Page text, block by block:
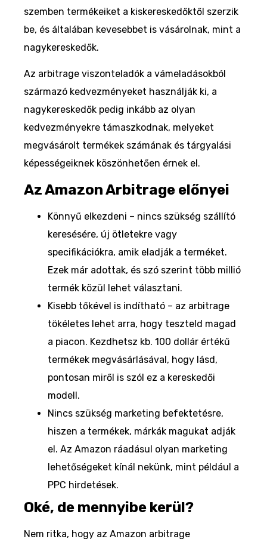
szemben termékeiket a kiskereskedőktől szerzik
be, és általában kevesebbet is vásárolnak, mint a
nagykereskedők.
Az arbitrage viszonteladók a vámeladásokból
származó kedvezményeket használják ki, a
nagykereskedők pedig inkább az olyan
kedvezményekre támaszkodnak, melyeket
megvásárolt termékek számának és tárgyalási
képességeiknek köszönhetően érnek el.
Az Amazon Arbitrage előnyei
Könnyű elkezdeni – nincs szükség szállító
keresésére, új ötletekre vagy
specifikációkra, amik eladják a terméket.
Ezek már adottak, és szó szerint több millió
termék közül lehet választani.
Kisebb tőkével is indítható – az arbitrage
tökéletes lehet arra, hogy teszteld magad
a piacon. Kezdhetsz kb. 100 dollár értékű
termékek megvásárlásával, hogy lásd,
pontosan miről is szól ez a kereskedői
modell.
Nincs szükség marketing befektetésre,
hiszen a termékek, márkák magukat adják
el. Az Amazon ráadásul olyan marketing
lehetőségeket kínál nekünk, mint például a
PPC hirdetések.
Oké, de mennyibe kerül?
Nem ritka, hogy az Amazon arbitrage